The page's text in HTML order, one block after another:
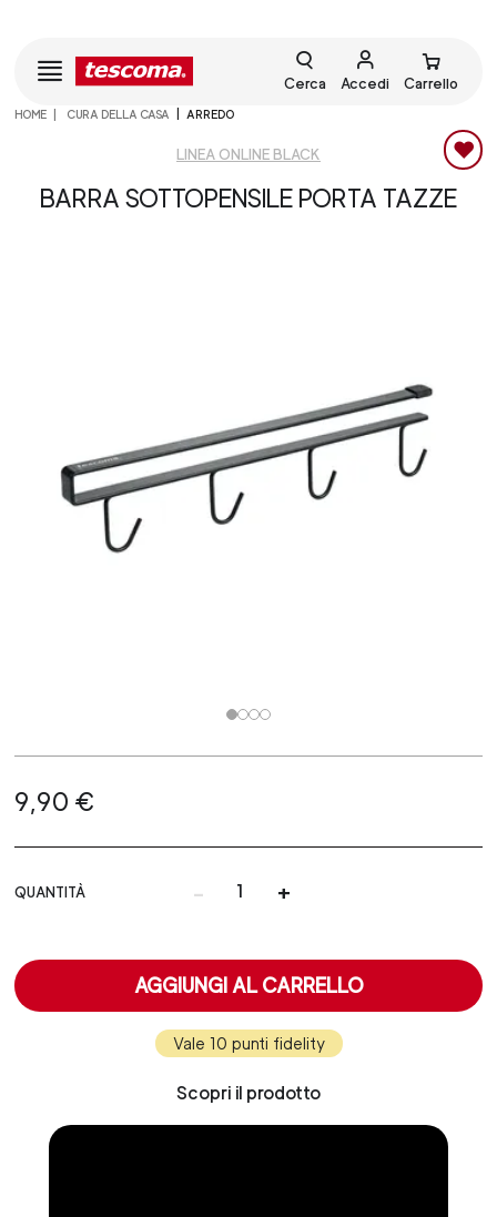
Cerca Accedi Carrello
HOME CURA DELLA CASA ARREDO
LINEA ONLINE BLACK
BARRA SOTTOPENSILE PORTA TAZZE
9,90 €
QUANTITÀ - +
AGGIUNGI AL CARRELLO
Vale 10 punti fidelity
Scopri il prodotto